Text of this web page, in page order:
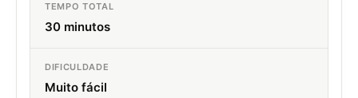
TEMPO TOTAL
30 minutos
DIFICULDADE
Muito fácil